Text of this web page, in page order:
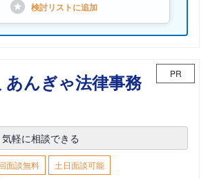
検討リストに追加
あんぎゃ法律事務
PR
軽に相談できる
面談無料
土日面談可能